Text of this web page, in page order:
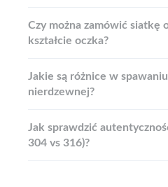
Czy można zamówić siatkę
kształcie oczka?
Jakie są różnice w
nierdzewnej?
Jak sprawdzić
304 vs 316)?